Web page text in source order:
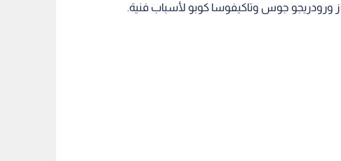
ورودريجو جوس وتاكيفوسا كوبو لأسباب فنية.